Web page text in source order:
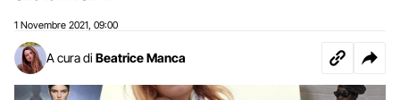
1 Novembre 2021 09:00
A cura di Beatrice Manca